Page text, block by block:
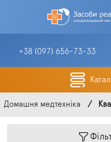
+38 (097) 656-73-33
Домашня медтехніка